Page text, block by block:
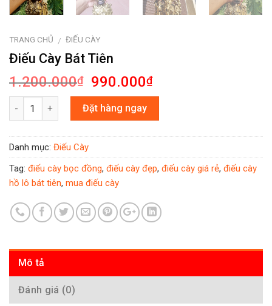
TRANG CHỦ / ĐIẾU CÀY
Điếu Cày Bát Tiên
1.200.000₫ 990.000₫
Số lượng Đặt hàng ngay
Danh mục: Điếu Cày
Tag: điếu cày bọc đồng, điếu cày đẹp, điếu cày giá rẻ, điếu cày
hồ lô bát tiên, mua điếu cày
Mô tả
Đánh giá (0)